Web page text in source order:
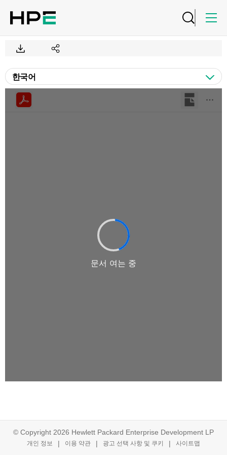
© Copyright 2026 Hewlett Packard Enterprise Development LP
개인 정보 이용 약관 광고 선택 사항 및 쿠키 사이트맵